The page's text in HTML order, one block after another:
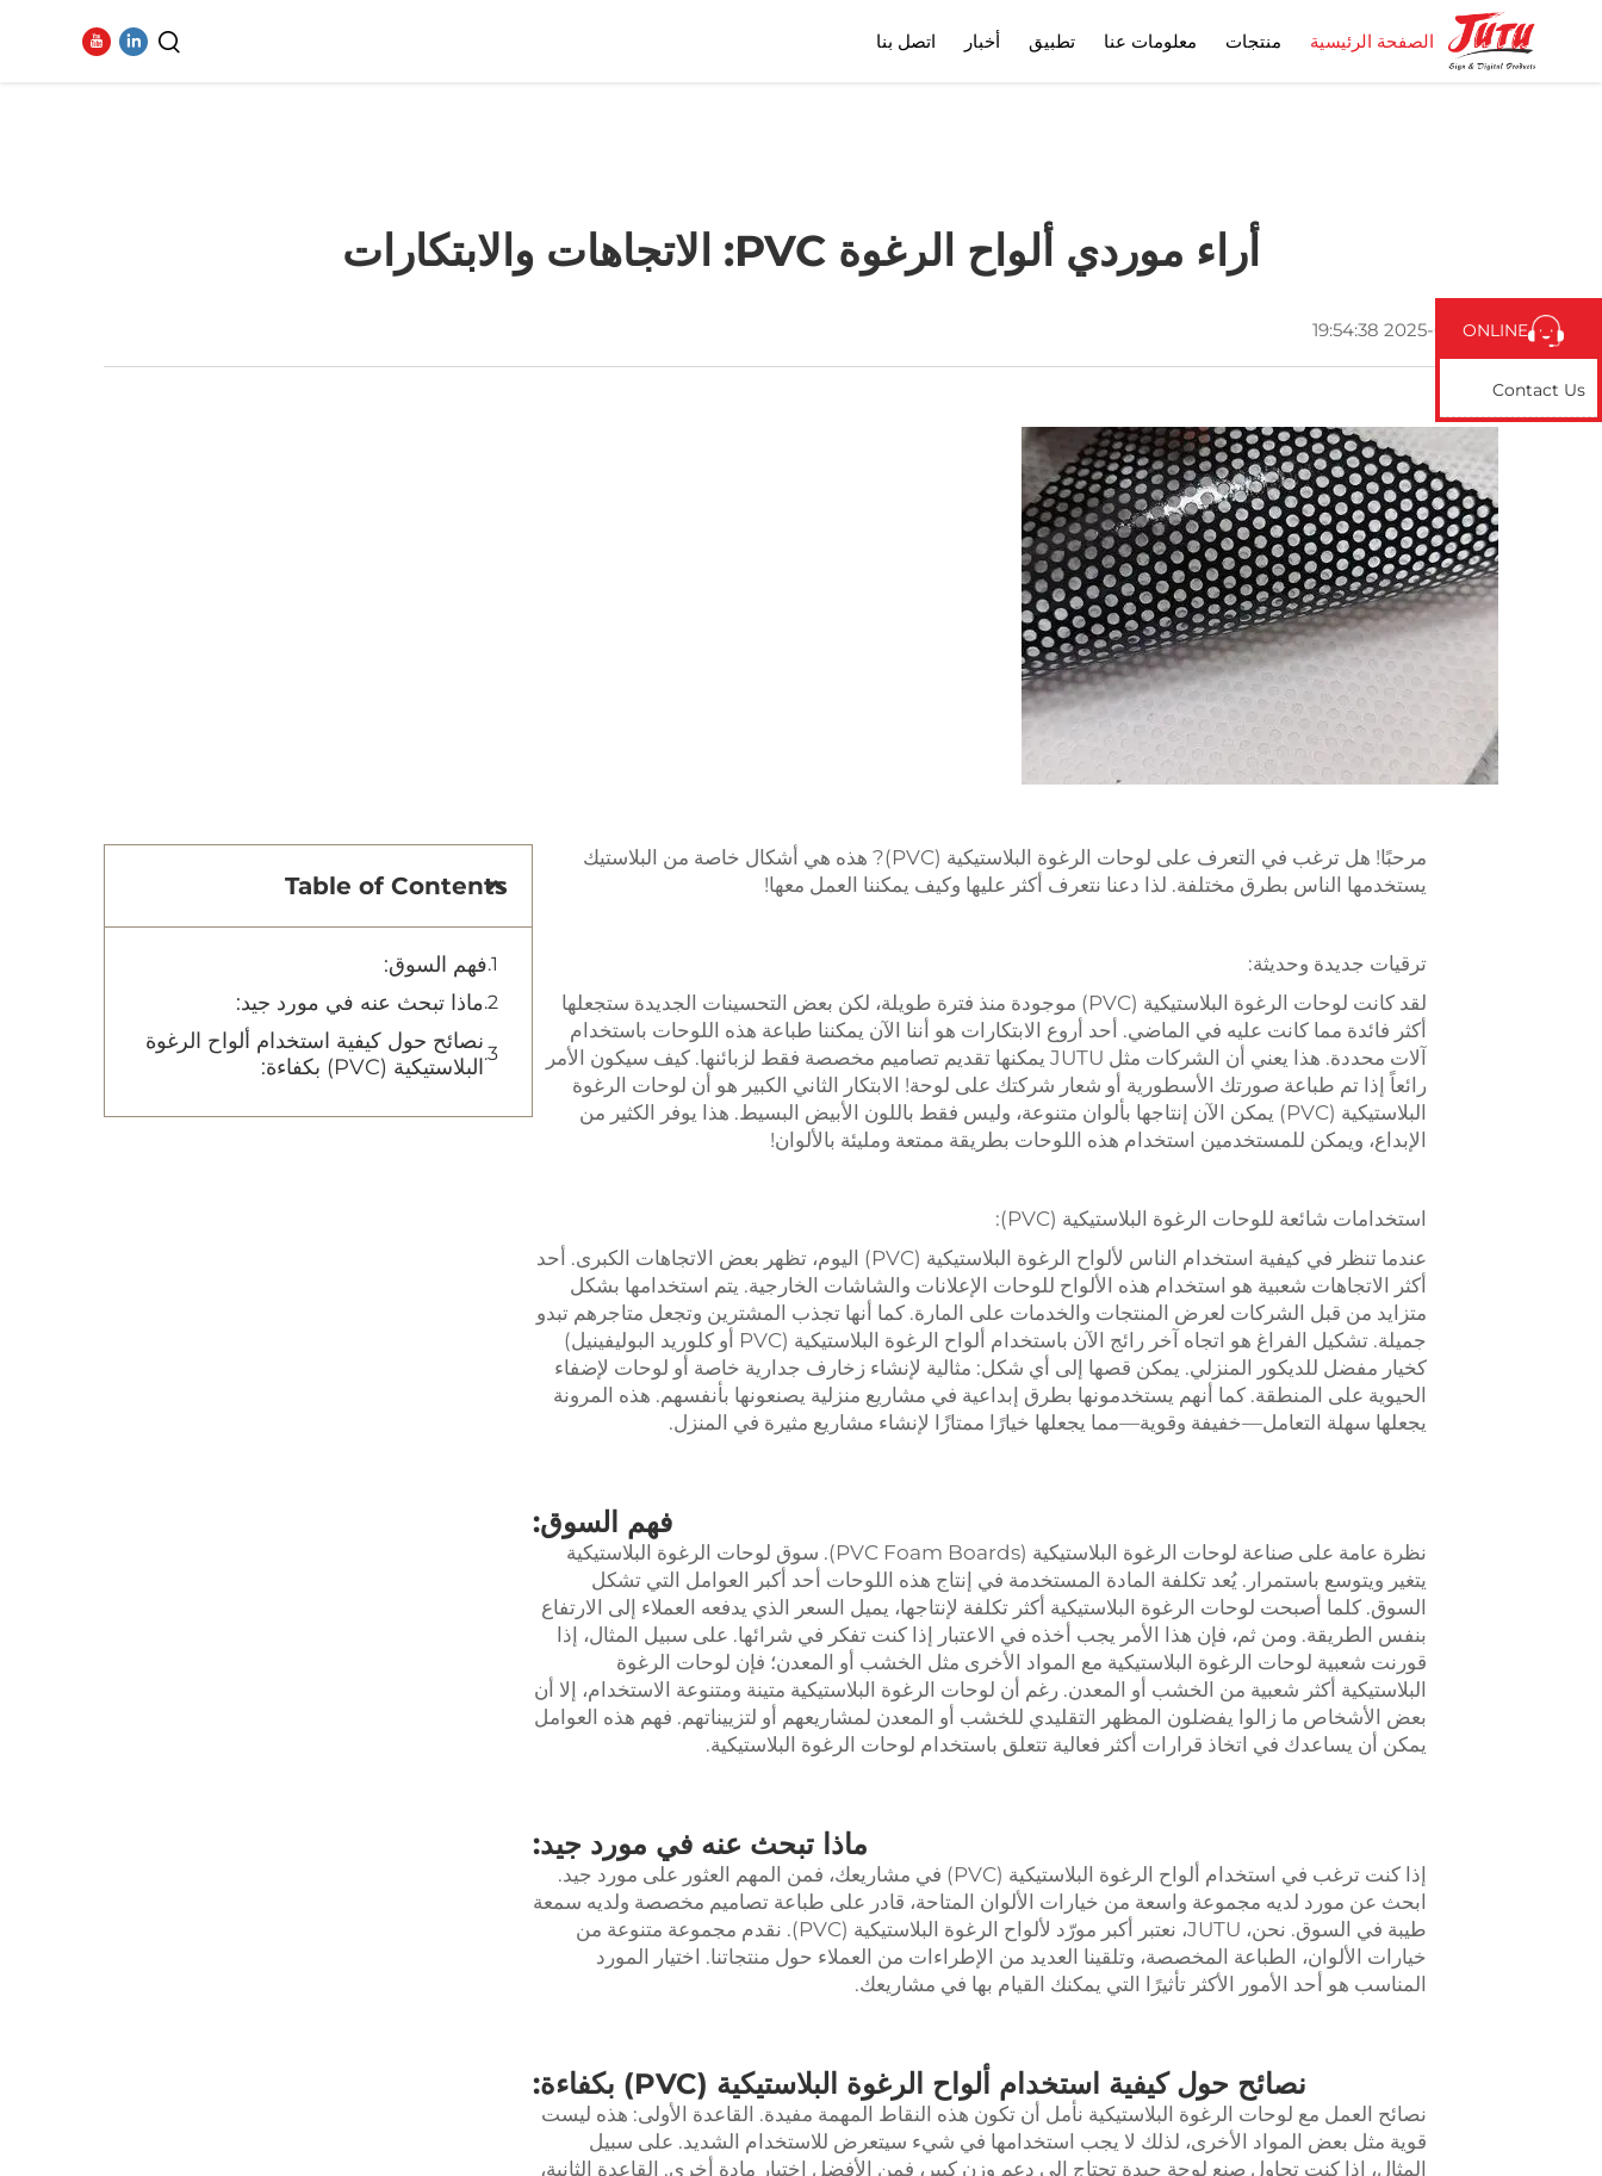
الصفحة الرئيسية منتجات معلومات عنا تطبيق أخبار اتصل بنا
ONLINE
Contact Us
أراء موردي ألواح الرغوة PVC: الاتجاهات والابتكارات
2025-03-04 19:54:38
مرحبًا! هل ترغب في التعرف على لوحات الرغوة البلاستيكية (PVC)? هذه هي أشكال خاصة من البلاستيك
يستخدمها الناس بطرق مختلفة. لذا دعنا نتعرف أكثر عليها وكيف يمكننا العمل معها!
ترقيات جديدة وحديثة:
لقد كانت لوحات الرغوة البلاستيكية (PVC) موجودة منذ فترة طويلة، لكن بعض التحسينات الجديدة ستجعلها
أكثر فائدة مما كانت عليه في الماضي. أحد أروع الابتكارات هو أننا الآن يمكننا طباعة هذه اللوحات باستخدام
آلات محددة. هذا يعني أن الشركات مثل JUTU يمكنها تقديم تصاميم مخصصة فقط لزبائنها. كيف سيكون الأمر
رائعاً إذا تم طباعة صورتك الأسطورية أو شعار شركتك على لوحة! الابتكار الثاني الكبير هو أن لوحات الرغوة
البلاستيكية (PVC) يمكن الآن إنتاجها بألوان متنوعة، وليس فقط باللون الأبيض البسيط. هذا يوفر الكثير من
الإبداع، ويمكن للمستخدمين استخدام هذه اللوحات بطريقة ممتعة ومليئة بالألوان!
استخدامات شائعة للوحات الرغوة البلاستيكية (PVC):
عندما تنظر في كيفية استخدام الناس لألواح الرغوة البلاستيكية (PVC) اليوم، تظهر بعض الاتجاهات الكبرى. أحد
أكثر الاتجاهات شعبية هو استخدام هذه الألواح للوحات الإعلانات والشاشات الخارجية. يتم استخدامها بشكل
متزايد من قبل الشركات لعرض المنتجات والخدمات على المارة. كما أنها تجذب المشترين وتجعل متاجرهم تبدو
جميلة. تشكيل الفراغ هو اتجاه آخر رائج الآن باستخدام ألواح الرغوة البلاستيكية (PVC أو كلوريد البوليفينيل)
كخيار مفضل للديكور المنزلي. يمكن قصها إلى أي شكل: مثالية لإنشاء زخارف جدارية خاصة أو لوحات لإضفاء
الحيوية على المنطقة. كما أنهم يستخدمونها بطرق إبداعية في مشاريع منزلية يصنعونها بأنفسهم. هذه المرونة
يجعلها سهلة التعامل—خفيفة وقوية—مما يجعلها خيارًا ممتازًا لإنشاء مشاريع مثيرة في المنزل.
فهم السوق:
نظرة عامة على صناعة لوحات الرغوة البلاستيكية (PVC Foam Boards). سوق لوحات الرغوة البلاستيكية
يتغير ويتوسع باستمرار. يُعد تكلفة المادة المستخدمة في إنتاج هذه اللوحات أحد أكبر العوامل التي تشكل
السوق. كلما أصبحت لوحات الرغوة البلاستيكية أكثر تكلفة لإنتاجها، يميل السعر الذي يدفعه العملاء إلى الارتفاع
بنفس الطريقة. ومن ثم، فإن هذا الأمر يجب أخذه في الاعتبار إذا كنت تفكر في شرائها. على سبيل المثال، إذا
قورنت شعبية لوحات الرغوة البلاستيكية مع المواد الأخرى مثل الخشب أو المعدن؛ فإن لوحات الرغوة
البلاستيكية أكثر شعبية من الخشب أو المعدن. رغم أن لوحات الرغوة البلاستيكية متينة ومتنوعة الاستخدام، إلا أن
بعض الأشخاص ما زالوا يفضلون المظهر التقليدي للخشب أو المعدن لمشاريعهم أو لتزييناتهم. فهم هذه العوامل
يمكن أن يساعدك في اتخاذ قرارات أكثر فعالية تتعلق باستخدام لوحات الرغوة البلاستيكية.
ماذا تبحث عنه في مورد جيد:
إذا كنت ترغب في استخدام ألواح الرغوة البلاستيكية (PVC) في مشاريعك، فمن المهم العثور على مورد جيد.
ابحث عن مورد لديه مجموعة واسعة من خيارات الألوان المتاحة، قادر على طباعة تصاميم مخصصة ولديه سمعة
طيبة في السوق. نحن، JUTU، نعتبر أكبر مورّد لألواح الرغوة البلاستيكية (PVC). نقدم مجموعة متنوعة من
خيارات الألوان، الطباعة المخصصة، وتلقينا العديد من الإطراءات من العملاء حول منتجاتنا. اختيار المورد
المناسب هو أحد الأمور الأكثر تأثيرًا التي يمكنك القيام بها في مشاريعك.
نصائح حول كيفية استخدام ألواح الرغوة البلاستيكية (PVC) بكفاءة:
نصائح العمل مع لوحات الرغوة البلاستيكية نأمل أن تكون هذه النقاط المهمة مفيدة. القاعدة الأولى: هذه ليست
قوية مثل بعض المواد الأخرى، لذلك لا يجب استخدامها في شيء سيتعرض للاستخدام الشديد. على سبيل
المثال، إذا كنت تحاول صنع لوحة جيدة تحتاج إلى دعم وزن كبير، فمن الأفضل اختيار مادة أخرى. القاعدة الثانية،
Table of Contents
فهم السوق:
ماذا تبحث عنه في مورد جيد:
نصائح حول كيفية استخدام ألواح الرغوة
البلاستيكية (PVC) بكفاءة: